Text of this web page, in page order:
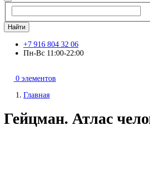
Найти
+7 916 804 32 06
Пн-Вс 11:00-22:00
0 элементов
Главная
Гейцман. Атлас